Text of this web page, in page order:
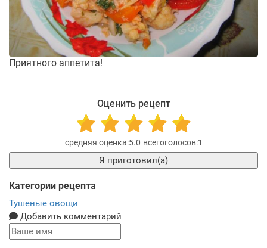
Приятного аппетита!
Оценить рецепт
5.0 1
Я приготовил(а)
Категории рецепта
Тушеные овощи
Добавить комментарий